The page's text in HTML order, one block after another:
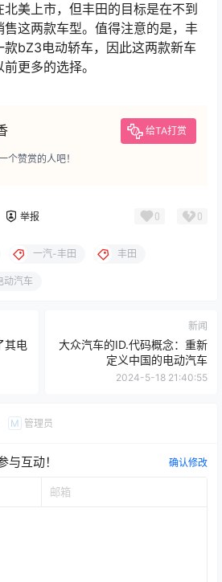
美上市，但丰田的目标是在不到
这两款车型。值得注意的是，丰
款bZ3电动轿车，因此这两款新车
更多的选择。
给TA打赏
个赞赏的人吧！
举报 0 0
一汽-丰田 丰田
动汽车
其电
新闻
大众汽车的ID.代码概念：重新
定义中国的电动汽车
2024-5-18 21:40:55
M 管理员
互动！ 确认修改